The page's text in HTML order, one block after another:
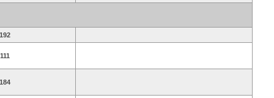
192
111
184